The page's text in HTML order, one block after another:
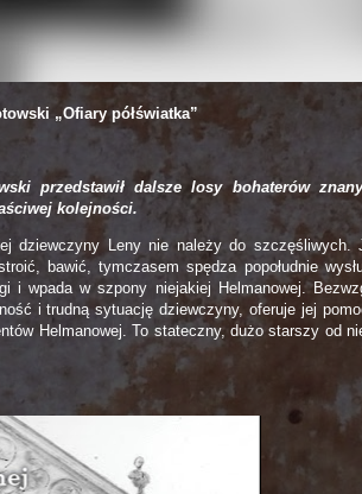
„Ofiary półświatka”
przedstawił dalsze losy bohaterów
kolejności.
dziewczyny Leny nie należy do szczęśliwych.
bawić, tymczasem spędza popołudnie
i wpada w szpony niejakiej Helmanowej.
i trudną sytuację dziewczyny, oferuje jej
Helmanowej. To stateczny, dużo starszy od